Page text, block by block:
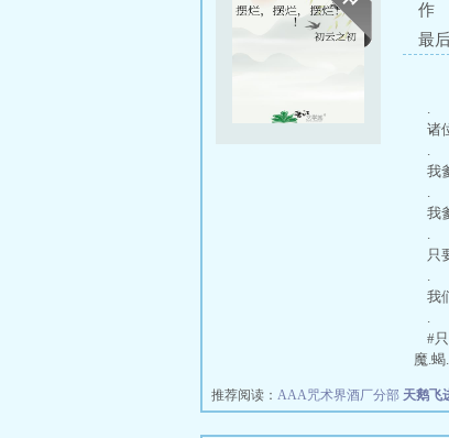
作
最
.
诸
.
我
.
我
.
只
.
我
.
#只
魔.蝎
推荐阅读： AAA咒术界酒厂分部 天鹅飞